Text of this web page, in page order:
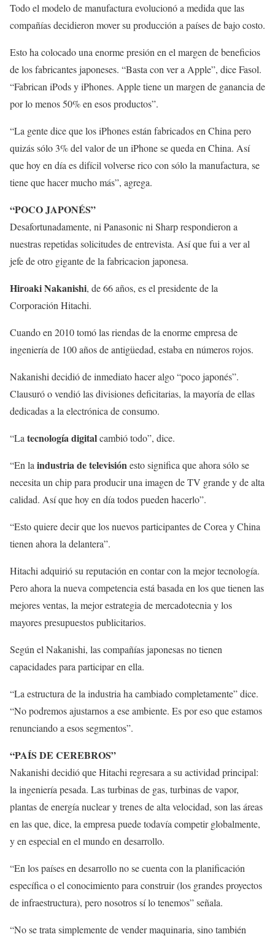
Todo el modelo de manufactura evolucionó a medida que las
compañías decidieron mover su producción a países de bajo costo.
Esto ha colocado una enorme presión en el margen de beneficios
de los fabricantes japoneses. “Basta con ver a Apple”, dice Fasol.
“Fabrican iPods y iPhones. Apple tiene un margen de ganancia de
por lo menos 50% en esos productos”.
“La gente dice que los iPhones están fabricados en China pero
quizás sólo 3% del valor de un iPhone se queda en China. Así
que hoy en día es difícil volverse rico con sólo la manufactura, se
tiene que hacer mucho más”, agrega.
“POCO JAPONÉS”
Desafortunadamente, ni Panasonic ni Sharp respondieron a
nuestras repetidas solicitudes de entrevista. Así que fui a ver al
jefe de otro gigante de la fabricacion japonesa.
Hiroaki Nakanishi, de 66 años, es el presidente de la
Corporación Hitachi.
Cuando en 2010 tomó las riendas de la enorme empresa de
ingeniería de 100 años de antigüedad, estaba en números rojos.
Nakanishi decidió de inmediato hacer algo “poco japonés”.
Clausuró o vendió las divisiones deficitarias, la mayoría de ellas
dedicadas a la electrónica de consumo.
“Latecnología digitalcambió todo”, dice.
“En laindustria de televisiónesto significa que ahora sólo se
necesita un chip para producir una imagen de TV grande y de alta
calidad. Así que hoy en día todos pueden hacerlo”.
“Esto quiere decir que los nuevos participantes de Corea y China
tienen ahora la delantera”.
Hitachi adquirió su reputación en contar con la mejor tecnología.
Pero ahora la nueva competencia está basada en los que tienen las
mejores ventas, la mejor estrategia de mercadotecnia y los
mayores presupuestos publicitarios.
Según el Nakanishi, las compañías japonesas no tienen
capacidades para participar en ella.
“La estructura de la industria ha cambiado completamente” dice.
“No podremos ajustarnos a ese ambiente. Es por eso que estamos
renunciando a esos segmentos”.
“PAÍS DE CEREBROS”
Nakanishi decidió que Hitachi regresara a su actividad principal:
la ingeniería pesada. Las turbinas de gas, turbinas de vapor,
plantas de energía nuclear y trenes de alta velocidad, son las áreas
en las que, dice, la empresa puede todavía competir globalmente,
y en especial en el mundo en desarrollo.
“En los países en desarrollo no se cuenta con la planificación
específica o el conocimiento para construir (los grandes proyectos
de infraestructura), pero nosotros sí lo tenemos” señala.
“No se trata simplemente de vender maquinaria, sino también